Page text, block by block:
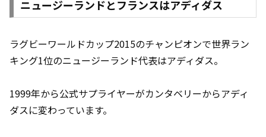
ニュージーランドとフランスはアディダス
ラグビーワールドカップ2015のチャンピオンで世界ラン
キング1位のニュージーランド代表はアディダス。
1999年から公式サプライヤーがカンタベリーからアディ
ダスに変わっています。